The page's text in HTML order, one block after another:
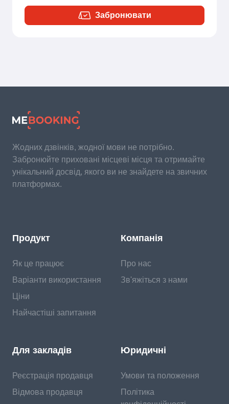
Забронювати
Жодних дзвінків, жодної мови не потрібно.
Забронюйте приховані місцеві місця та отримайте
унікальний досвід, якого ви не знайдете на звичних
платформах.
Продукт
Як це працює
Варіанти використання
Ціни
Найчастіші запитання
Компанія
Про нас
Зв'яжіться з нами
Для закладів
Реєстрація продавця
Відмова продавця
Юридичні
Умови та положення
Політика